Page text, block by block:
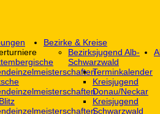
Bezirke & Kreise
Bezirksjugend Alb-
Schwarzwald
Terminkalender
Kreisjugend
Donau/Neckar
Kreisjugend
Schwarzwald